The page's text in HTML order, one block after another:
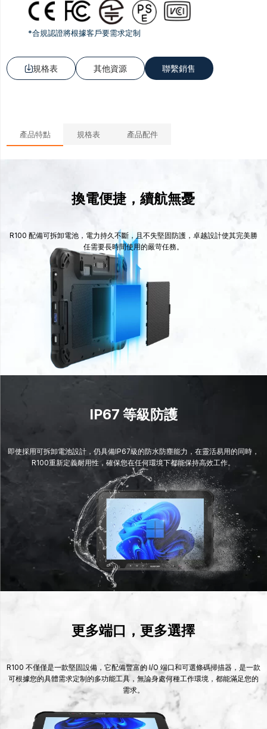
*合規認證將根據客戶要需求定制
規格表 其他資源 聯繫銷售
產品特點 規格表 產品配件
換電便捷，續航無憂
R100 配備可拆卸電池，電力持久不斷，且不失堅固防護，卓越設計使其完美勝
任需要長時間使用的嚴苛任務。
IP67 等級防護
即使採用可拆卸電池設計，仍具備IP67級的防水防塵能力，在靈活易用的同時，
R100重新定義耐用性，確保您在任何環境下都能保持高效工作。
更多端口，更多選擇
R100 不僅僅是一款堅固設備，它配備豐富的 I/O 端口和可選條碼掃描器，是一款
可根據您的具體需求定制的多功能工具，無論身處何種工作環境，都能滿足您的
需求。